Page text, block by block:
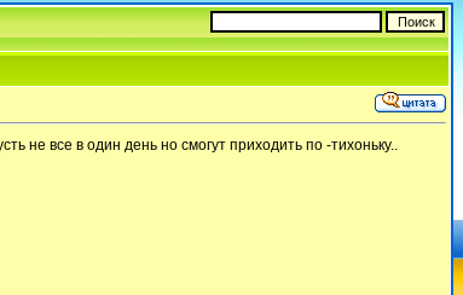
не все в один день но смогут приходить по -тихоньку..